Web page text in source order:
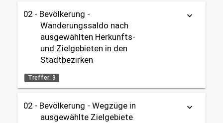
Zeitbezug:
2000 - 2025
Geburten / Sterbefälle
02 - Bevölkerung
Gebietseinteilung:
Gesamtstadt
Zeitbezug:
2000 - 2025
Tabelle
Datenherkunft: Bürgeramt (Melderegister)
Themen:
02 - Bevölkerung
Außenwanderung
02 - Bevölkerung -
Wanderungssaldo nach
ausgewählten Herkunfts-
und Zielgebieten in den
Stadtbezirken
Treffer: 3
keyboard_arrow_down
Tabelle Karte OpenData
02 - Bevölkerung - Wegzüge in
ausgewählte Zielgebiete
keyboard_arrow_down